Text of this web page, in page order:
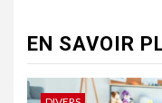
EN SAVOIR